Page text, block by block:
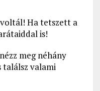
Ha tetszett a
is!
meg néhány
találsz valami